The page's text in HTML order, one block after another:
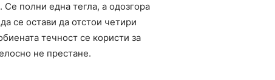
полни една тегла, а одозгора
се остави да отстои четири
течност се користи за
не престане.